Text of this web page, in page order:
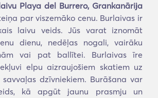
Playa del Burrero, Grankanārija
par viszemāko cenu. Burlaivas ir
laivu veids. Jūs varat iznomāt
dienu, nedēļas nogali, vairāku
vai pat ballītei. Burlaivas īre
elpu aizraujošiem skatiem uz
dzīvniekiem. Burāšana var
kā apgūt jaunu prasmju un